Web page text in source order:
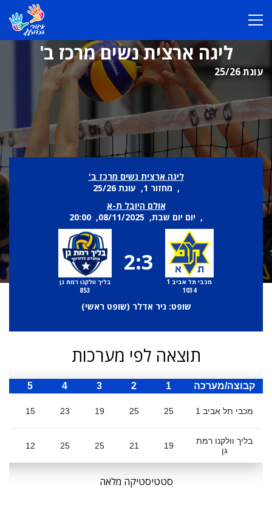
ליגה ארצית נשים מרכז ב'
עונת 25/26
ליגה ארצית נשים מרכז ב'
, מחזור 1, עונת 25/26
אולם היובל ת-א
, יום יום שבת, 08/11/2025, 20:00
מכבי תל אביב 1
1034
2:3
בליך וולקנו רמת גן
853
שופט: ניר אדלר (שופט ראשי)
תוצאה לפי מערכות
קבוצה/מערכה 1
2
3
4
5
מכבי תל אביב 1 25
25
19
23
15
בליך וולקנו רמת
גן
19
21
25
25
12
סטטיסטיקה מלאה